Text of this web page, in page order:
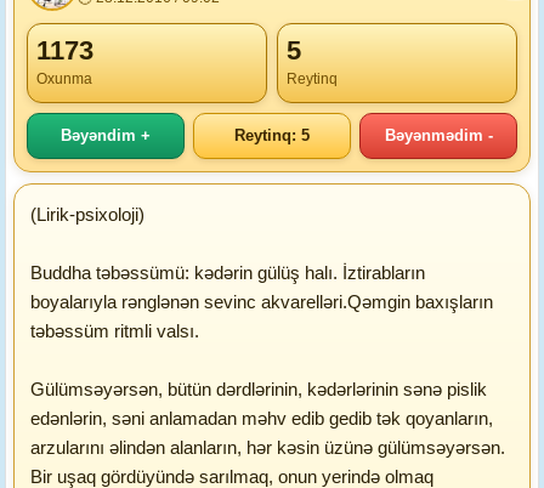
1173
Oxunma
5
Reytinq
Bəyəndim + Reytinq: 5 Bəyənmədim -
(Lirik-psixoloji)
Buddha təbəssümü: kədərin gülüş halı. İztirabların
boyalarıyla rənglənən sevinc akvarelləri.Qəmgin baxışların
təbəssüm ritmli valsı.
Gülümsəyərsən, bütün dərdlərinin, kədərlərinin sənə pislik
edənlərin, səni anlamadan məhv edib gedib tək qoyanların,
arzularını əlindən alanların, hər kəsin üzünə gülümsəyərsən.
Bir uşaq gördüyündə sarılmaq, onun yerində olmaq